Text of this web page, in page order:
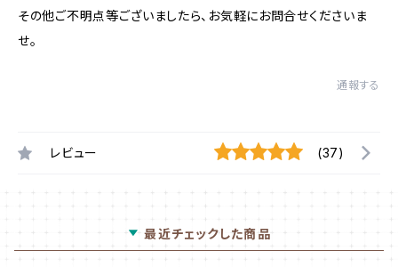
その他ご不明点等ございましたら、お気軽にお問合せくださいま
せ。
通報する
レビュー (37)
最近チェックした商品